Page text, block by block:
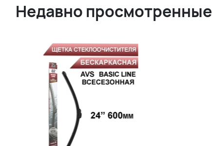
Недавно просмотренные